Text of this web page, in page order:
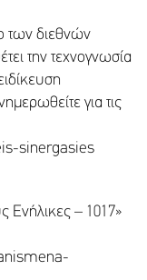
των διεθνών
την τεχνογνωσία
για τις
sinergasies
Ενήλικες – 1017»